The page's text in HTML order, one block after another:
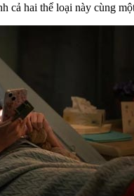
cả hai thể loại này cùng